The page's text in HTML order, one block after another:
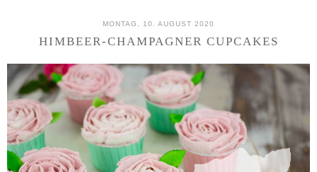
MONTAG, 10. AUGUST 2020
HIMBEER-CHAMPAGNER CUPCAKES